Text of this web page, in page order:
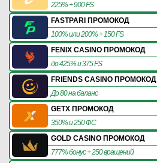
225% + 900 FS
FASTPARI ПРОМОКОД
100% или 200% + 150 FS
FENIX CASINO ПРОМОКОД
до 425% и 375 FS
FRIENDS CASINO ПРОМОКОД
До 80 на баланс
GETX ПРОМОКОД
350% и 250 ФС
GOLD CASINO ПРОМОКОД
777% бонус + 250 вращений